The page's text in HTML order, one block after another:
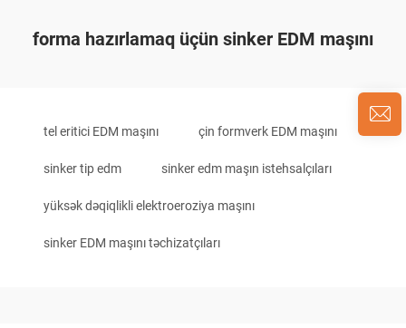
forma hazırlamaq üçün sinker EDM maşını
tel eritici EDM maşını çin formverk EDM maşını
sinker tip edm sinker edm maşın istehsalçıları
yüksək dəqiqlikli elektroeroziya maşını
sinker EDM maşını təchizatçıları